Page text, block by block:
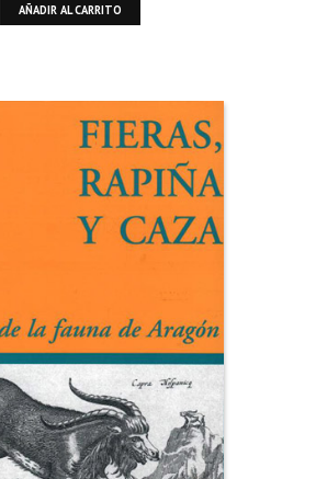
AÑADIR AL CARRITO